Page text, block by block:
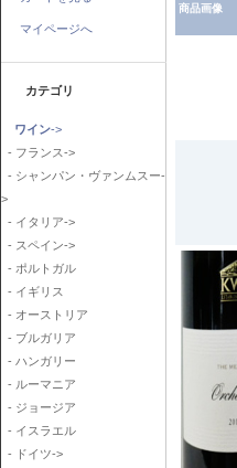
マイページへ
カテゴリ
ワイン->
- フランス->
- シャンパン・ヴァンムスー-
>
- イタリア->
- スペイン->
- ポルトガル
- イギリス
- オーストリア
- ブルガリア
- ハンガリー
- ルーマニア
- ジョージア
- イスラエル
- ドイツ->
商品画像